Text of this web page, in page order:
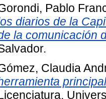
Pablo
diarios de la
la comunicación
Claudia